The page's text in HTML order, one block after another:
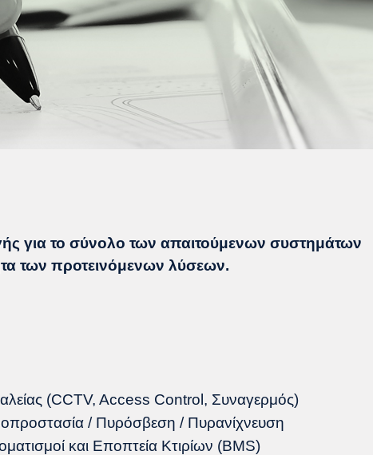
για το σύνολο των απαιτούμενων συστημάτων
των προτεινόμενων λύσεων.
(CCTV, Access Control, Συναγερμός)
/ Πυρόσβεση / Πυρανίχνευση
και Εποπτεία Κτιρίων (BMS)